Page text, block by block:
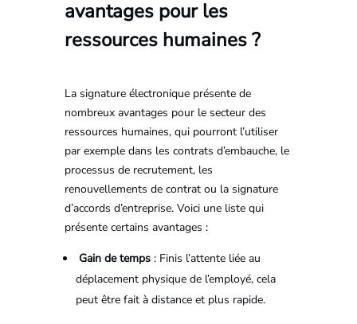
avantages pour les
ressources humaines ?
La signature électronique présente de
nombreux avantages pour le secteur des
ressources humaines, qui pourront l’utiliser
par exemple dans les contrats d’embauche, le
processus de recrutement, les
renouvellements de contrat ou la signature
d’accords d’entreprise. Voici une liste qui
présente certains avantages :
Gain de temps: Finis l’attente liée au
déplacement physique de l’employé, cela
peut être fait à distance et plus rapide.